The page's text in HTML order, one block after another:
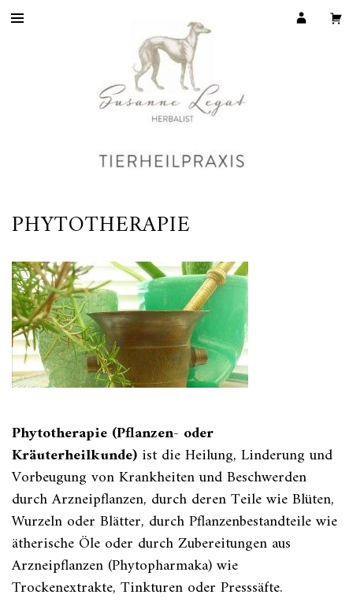
PHYTOTHERAPIE
Phytotherapie (Pflanzen- oder
Kräuterheilkunde) ist die Heilung, Linderung und
Vorbeugung von Krankheiten und Beschwerden
durch Arzneipflanzen, durch deren Teile wie Blüten,
Wurzeln oder Blätter, durch Pflanzenbestandteile wie
ätherische Öle oder durch Zubereitungen aus
Arzneipflanzen (Phytopharmaka) wie
Trockenextrakte, Tinkturen oder Presssäfte.